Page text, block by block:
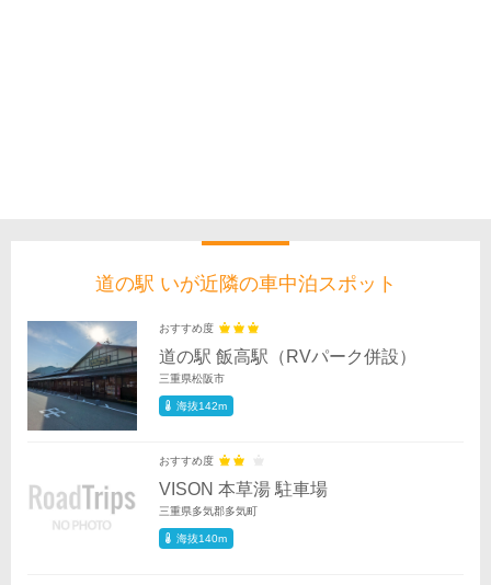
道の駅 いが近隣の車中泊スポット
おすすめ度
道の駅 飯高駅（RVパーク併設）
三重県松阪市
海抜142m
おすすめ度
VISON 本草湯 駐車場
三重県多気郡多気町
海抜140m